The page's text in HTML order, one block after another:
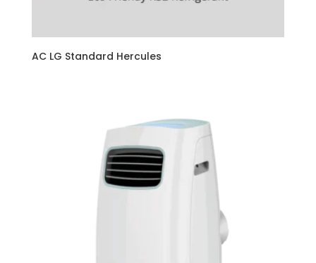
AC LG Standard Hercules